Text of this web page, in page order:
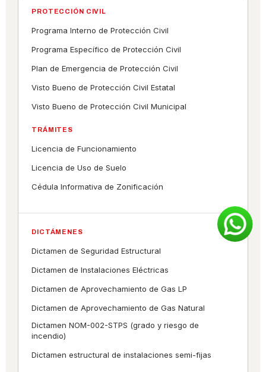
PROTECCIÓN CIVIL
Programa Interno de Protección Civil
Programa Específico de Protección Civil
Plan de Emergencia de Protección Civil
Visto Bueno de Protección Civil Estatal
Visto Bueno de Protección Civil Municipal
TRÁMITES
Licencia de Funcionamiento
Licencia de Uso de Suelo
Cédula Informativa de Zonificación
DICTÁMENES
Dictamen de Seguridad Estructural
Dictamen de Instalaciones Eléctricas
Dictamen de Aprovechamiento de Gas LP
Dictamen de Aprovechamiento de Gas Natural
Dictamen NOM-002-STPS (grado y riesgo de
incendio)
Dictamen estructural de instalaciones semi-fijas